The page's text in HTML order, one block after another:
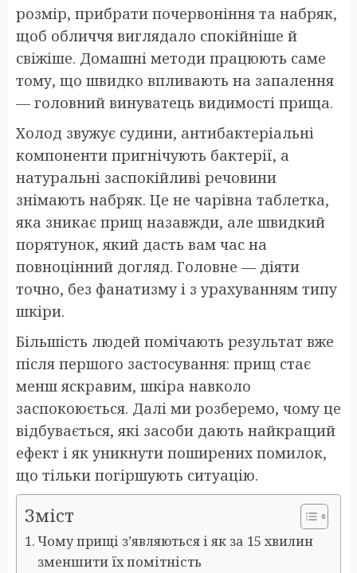
розмір, прибрати почервоніння та набряк,
щоб обличчя виглядало спокійніше й
свіжіше. Домашні методи працюють саме
тому, що швидко впливають на запалення
— головний винуватець видимості прища.
Холод звужує судини, антибактеріальні
компоненти пригнічують бактерії, а
натуральні заспокійливі речовини
знімають набряк. Це не чарівна таблетка,
яка зникає прищ назавжди, але швидкий
порятунок, який дасть вам час на
повноцінний догляд. Головне — діяти
точно, без фанатизму і з урахуванням типу
шкіри.
Більшість людей помічають результат вже
після першого застосування: прищ стає
менш яскравим, шкіра навколо
заспокоюється. Далі ми розберемо, чому це
відбувається, які засоби дають найкращий
ефект і як уникнути поширених помилок,
що тільки погіршують ситуацію.
Зміст
Чому прищі з’являються і як за 15 хвилин
зменшити їх помітність